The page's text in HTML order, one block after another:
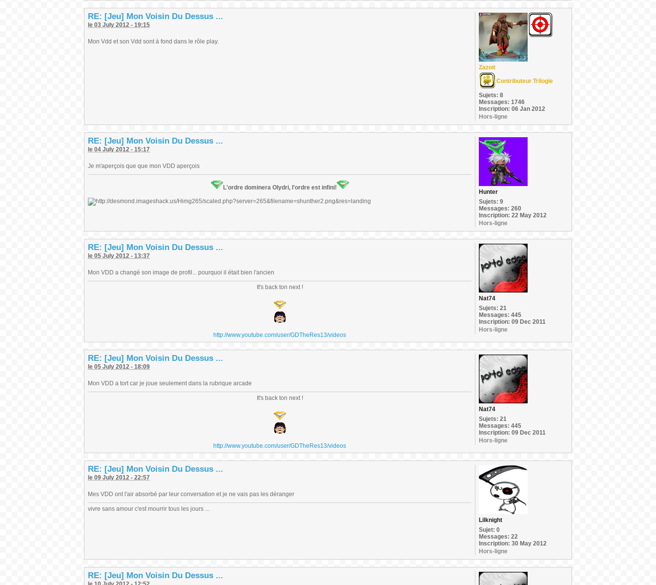
RE: [Jeu] Mon Voisin Du Dessus ...
le 03 July 2012 - 19:15
Mon Vdd et son Vdd sont à fond dans le rôle play.
Zazoit
Contributeur Trilogie
Sujets: 8
Messages: 1746
Inscription: 06 Jan 2012
Hors-ligne
RE: [Jeu] Mon Voisin Du Dessus ...
le 04 July 2012 - 15:17
Je m'aperçois que que mon VDD aperçois
L'ordre dominera Olydri, l'ordre est infini!
Hunter
Sujets: 9
Messages: 260
Inscription: 22 May 2012
Hors-ligne
RE: [Jeu] Mon Voisin Du Dessus ...
le 05 July 2012 - 13:37
Mon VDD a changé son image de profil... pourquoi il était bien l'ancien
It's back ton next !
http://www.youtube.com/user/GDTheRes13/videos
Nat74
Sujets: 21
Messages: 445
Inscription: 09 Dec 2011
Hors-ligne
RE: [Jeu] Mon Voisin Du Dessus ...
le 05 July 2012 - 18:09
Mon VDD a tort car je joue seulement dans la rubrique arcade
It's back ton next !
http://www.youtube.com/user/GDTheRes13/videos
Nat74
Sujets: 21
Messages: 445
Inscription: 09 Dec 2011
Hors-ligne
RE: [Jeu] Mon Voisin Du Dessus ...
le 09 July 2012 - 22:57
Mes VDD ont l'air absorbé par leur conversation et je ne vais pas les déranger
vivre sans amour c'est mourrir tous les jours ...
Lilknight
Sujet: 0
Messages: 22
Inscription: 30 May 2012
Hors-ligne
RE: [Jeu] Mon Voisin Du Dessus ...